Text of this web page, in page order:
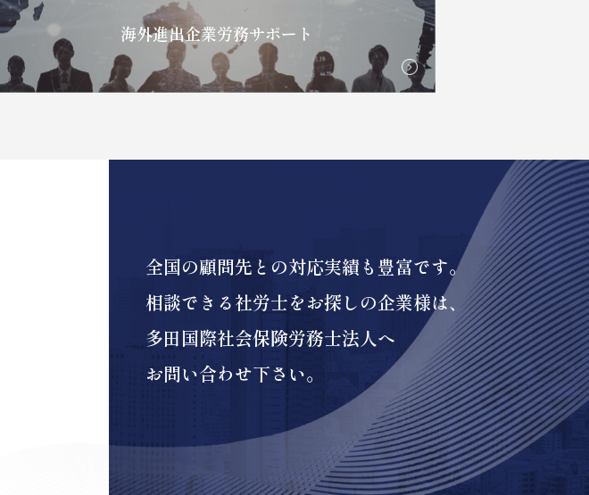
海外進出企業労務サポート
全国の顧問先との対応実績も豊富です。
相談できる社労士をお探しの企業様は、
多田国際社会保険労務士法人へ
お問い合わせ下さい。